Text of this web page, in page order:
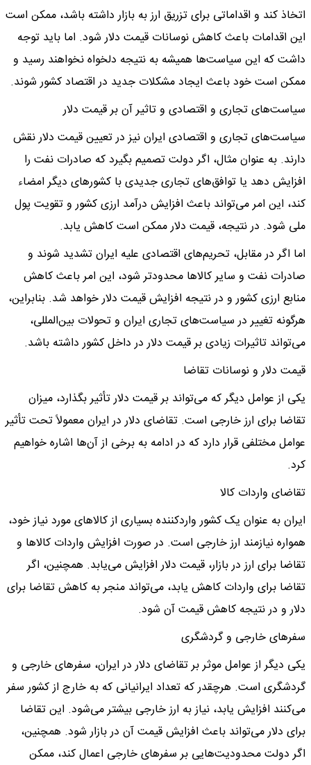
اتخاذ کند و اقداماتی برای تزریق ارز به بازار داشته باشد، ممکن است
این اقدامات باعث کاهش نوسانات قیمت دلار شود. اما باید توجه
داشت که این سیاست‌ها همیشه به نتیجه دلخواه نخواهند رسید و
ممکن است خود باعث ایجاد مشکلات جدید در اقتصاد کشور شوند.
سیاست‌های تجاری و اقتصادی و تاثیر آن بر قیمت دلار
سیاست‌های تجاری و اقتصادی ایران نیز در تعیین قیمت دلار نقش
دارند. به عنوان مثال، اگر دولت تصمیم بگیرد که صادرات نفت را
افزایش دهد یا توافق‌های تجاری جدیدی با کشورهای دیگر امضاء
کند، این امر می‌تواند باعث افزایش درآمد ارزی کشور و تقویت پول
ملی شود. در نتیجه، قیمت دلار ممکن است کاهش یابد.
اما اگر در مقابل، تحریم‌های اقتصادی علیه ایران تشدید شوند و
صادرات نفت و سایر کالاها محدودتر شود، این امر باعث کاهش
منابع ارزی کشور و در نتیجه افزایش قیمت دلار خواهد شد. بنابراین،
هرگونه تغییر در سیاست‌های تجاری ایران و تحولات بین‌المللی،
می‌تواند تاثیرات زیادی بر قیمت دلار در داخل کشور داشته باشد.
قیمت دلار و نوسانات تقاضا
یکی از عوامل دیگر که می‌تواند بر قیمت دلار تأثیر بگذارد، میزان
تقاضا برای ارز خارجی است. تقاضای دلار در ایران معمولاً تحت تأثیر
عوامل مختلفی قرار دارد که در ادامه به برخی از آن‌ها اشاره خواهیم
کرد.
تقاضای واردات کالا
ایران به عنوان یک کشور واردکننده بسیاری از کالاهای مورد نیاز خود،
همواره نیازمند ارز خارجی است. در صورت افزایش واردات کالاها و
تقاضا برای ارز در بازار، قیمت دلار افزایش می‌یابد. همچنین، اگر
تقاضا برای واردات کاهش یابد، می‌تواند منجر به کاهش تقاضا برای
دلار و در نتیجه کاهش قیمت آن شود.
سفرهای خارجی و گردشگری
یکی دیگر از عوامل موثر بر تقاضای دلار در ایران، سفرهای خارجی و
گردشگری است. هرچقدر که تعداد ایرانیانی که به خارج از کشور سفر
می‌کنند افزایش یابد، نیاز به ارز خارجی بیشتر می‌شود. این تقاضا
برای دلار می‌تواند باعث افزایش قیمت آن در بازار شود. همچنین،
اگر دولت محدودیت‌هایی بر سفرهای خارجی اعمال کند، ممکن